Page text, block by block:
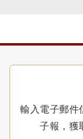
輸入電子郵件
子報，獲